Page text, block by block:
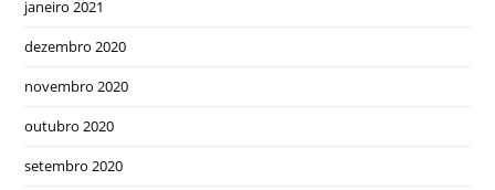
janeiro 2021
dezembro 2020
novembro 2020
outubro 2020
setembro 2020